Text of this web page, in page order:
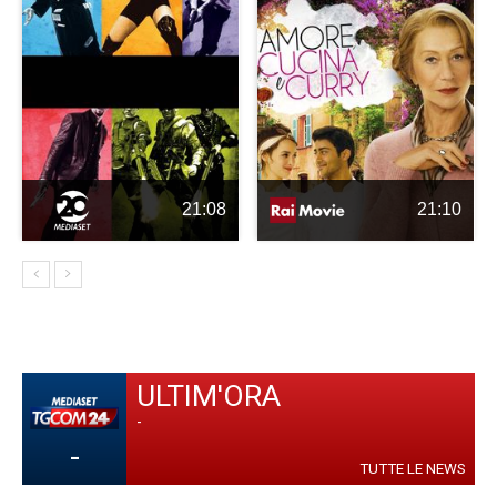
21:08 21:10
-
ULTIM'ORA
-
TUTTE LE NEWS